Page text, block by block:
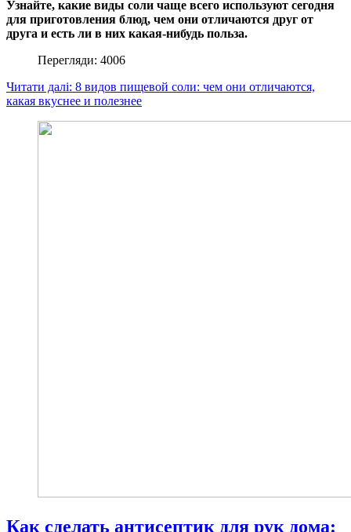
Узнайте, какие виды соли чаще всего используют сегодня
для приготовления блюд, чем они отличаются друг от
друга и есть ли в них какая-нибудь польза.
Перегляди: 4006
Читати далі: 8 видов пищевой соли: чем они отличаются,
какая вкуснее и полезнее
Как сделать антисептик для рук дома: